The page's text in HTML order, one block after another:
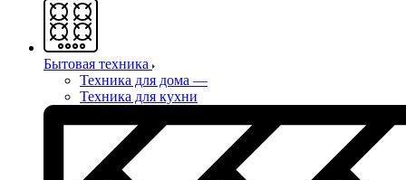
Бытовая техника
Техника для дома —
Техника для кухни